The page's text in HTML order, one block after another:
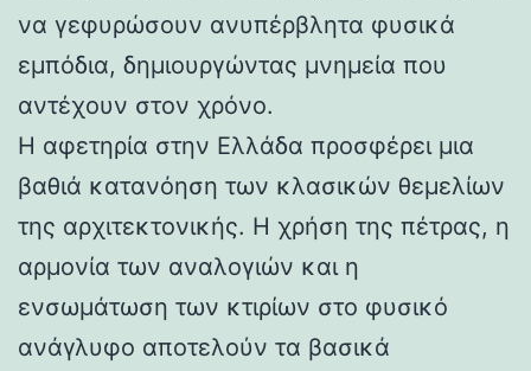
να γεφυρώσουν ανυπέρβλητα φυσικά
εμπόδια, δημιουργώντας μνημεία που
αντέχουν στον χρόνο.
Η αφετηρία στην Ελλάδα προσφέρει μια
βαθιά κατανόηση των κλασικών θεμελίων
της αρχιτεκτονικής. Η χρήση της πέτρας, η
αρμονία των αναλογιών και η
ενσωμάτωση των κτιρίων στο φυσικό
ανάγλυφο αποτελούν τα βασικά